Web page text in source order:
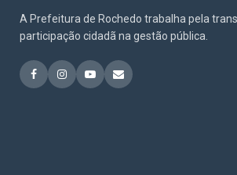
A Prefeitura de Rochedo trabalha pela
participação cidadã na gestão pública.